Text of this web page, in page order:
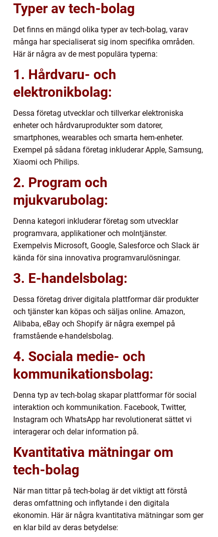
Typer av tech-bolag
Det finns en mängd olika typer av tech-bolag, varav
många har specialiserat sig inom specifika områden.
Här är några av de mest populära typerna:
1. Hårdvaru- och
elektronikbolag:
Dessa företag utvecklar och tillverkar elektroniska
enheter och hårdvaruprodukter som datorer,
smartphones, wearables och smarta hem-enheter.
Exempel på sådana företag inkluderar Apple, Samsung,
Xiaomi och Philips.
2. Program och
mjukvarubolag:
Denna kategori inkluderar företag som utvecklar
programvara, applikationer och molntjänster.
Exempelvis Microsoft, Google, Salesforce och Slack är
kända för sina innovativa programvarulösningar.
3. E-handelsbolag:
Dessa företag driver digitala plattformar där produkter
och tjänster kan köpas och säljas online. Amazon,
Alibaba, eBay och Shopify är några exempel på
framstående e-handelsbolag.
4. Sociala medie- och
kommunikationsbolag:
Denna typ av tech-bolag skapar plattformar för social
interaktion och kommunikation. Facebook, Twitter,
Instagram och WhatsApp har revolutionerat sättet vi
interagerar och delar information på.
Kvantitativa mätningar om
tech-bolag
När man tittar på tech-bolag är det viktigt att förstå
deras omfattning och inflytande i den digitala
ekonomin. Här är några kvantitativa mätningar som ger
en klar bild av deras betydelse: